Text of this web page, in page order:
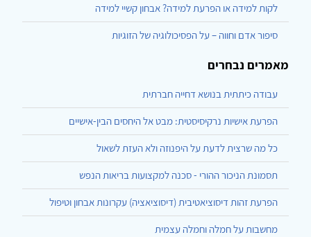
לקות למידה או הפרעת למידה? אבחון קשיי למידה
סיפור אדם וחווה – על הפסיכולוגיה של הזוגיות
מאמרים נבחרים
עבודה כיתתית בנושא דחייה חברתית
הפרעת אישיות נרקיסיסטית: מבט אל היחסים הבין-אישיים
כל מה שרצית לדעת על היפנוזה ולא העזת לשאול
תסמונת הניכור ההורי - סכנה למקצועות בריאות הנפש
הפרעת זהות דיסוציאטיבית (דיסוציאציה) עקרונות אבחון וטיפול
מחשבות על חמלה וחמלה עצמית